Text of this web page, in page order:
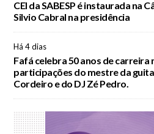
CEI da SABESP é instaurada na
Silvio Cabral na presidência
Há 4 dias
Fafá celebra 50 anos de carreira
participações do mestre da
Cordeiro e do DJ Zé Pedro.